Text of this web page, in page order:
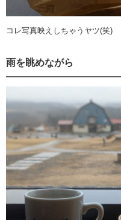
コレ写真映えしちゃうヤツ(笑)
雨を眺めながら